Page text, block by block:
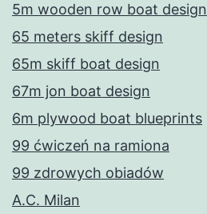
5m wooden row boat design
65 meters skiff design
65m skiff boat design
67m jon boat design
6m plywood boat blueprints
99 ćwiczeń na ramiona
99 zdrowych obiadów
A.C. Milan